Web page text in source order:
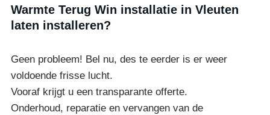
Warmte Terug Win installatie in Vleuten
laten installeren?
Geen probleem! Bel nu, des te eerder is er weer
voldoende frisse lucht.
Vooraf krijgt u een transparante offerte.
Onderhoud, reparatie en vervangen van de